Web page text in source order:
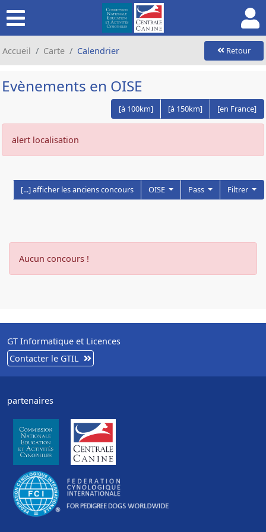
Accueil Carte Calendrier Retour
Evènements en OISE
[à 100km] [à 150km] [en France]
alert localisation
[...] afficher les anciens concours OISE Pass Filtrer
Aucun concours !
GT Informatique et Licences
Contacter le GTIL
partenaires